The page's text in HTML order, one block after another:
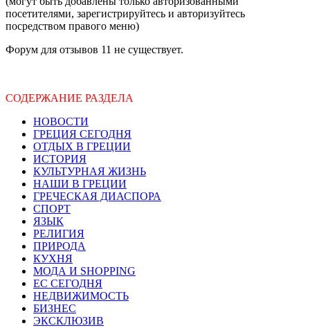
посетителями, зарегистрируйтесь и авторизуйтесь
посредством правого меню)
Форум для отзывов 11 не существует.
СОДЕРЖАНИЕ РАЗДЕЛА
НОВОСТИ
ГРЕЦИЯ СЕГОДНЯ
ОТДЫХ В ГРЕЦИИ
ИСТОРИЯ
КУЛЬТУРНАЯ ЖИЗНЬ
НАШИ В ГРЕЦИИ
ГРЕЧЕСКАЯ ДИАСПОРА
СПОРТ
ЯЗЫК
РЕЛИГИЯ
ПРИРОДА
КУХНЯ
МОДА И SHOPPING
ЕС СЕГОДНЯ
НЕДВИЖИМОСТЬ
БИЗНЕС
ЭКСКЛЮЗИВ